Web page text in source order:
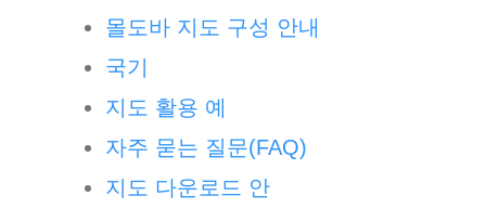
몰도바 지도 구성 안내
국기
지도 활용 예
자주 묻는 질문(FAQ)
지도 다운로드 안